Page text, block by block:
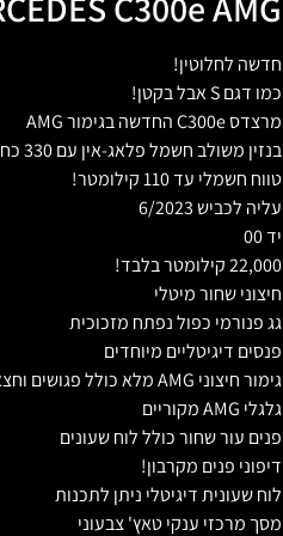
חדשה לחלוטין!
כמו דגם S אבל בקטן!
מרצדס C300e החדשה בגימור AMG
בנזין משולב חשמל פלאג-אין עם 330 כח סוס!
טווח חשמלי עד 110 קילומטר!
עליה לכביש 6/2023
יד 00
22,000 קילומטר בלבד!
חיצוני שחור מיטלי
גג פנורמי כפול נפתח מזכוכית
פנסים דיגיטליים מיוחדים
גימור חיצוני AMG מלא כולל פגושים וחצאיות מיוחדות לדגם
גלגלי AMG מקוריים
פנים עור שחור כולל לוח שעונים
דיפוני פנים מקרבון!
לוח שעונית דיגיטלי ניתן לתכנות
מסך מרכזי ענקי טאץ' צבעוני